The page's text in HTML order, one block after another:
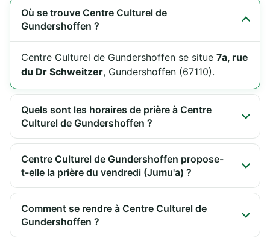
Où se trouve Centre Culturel de
Gundershoffen ?
Centre Culturel de Gundershoffen se situe 7a, rue
du Dr Schweitzer, Gundershoffen (67110).
Quels sont les horaires de prière à Centre
Culturel de Gundershoffen ?
Centre Culturel de Gundershoffen propose-
t-elle la prière du vendredi (Jumu'a) ?
Comment se rendre à Centre Culturel de
Gundershoffen ?